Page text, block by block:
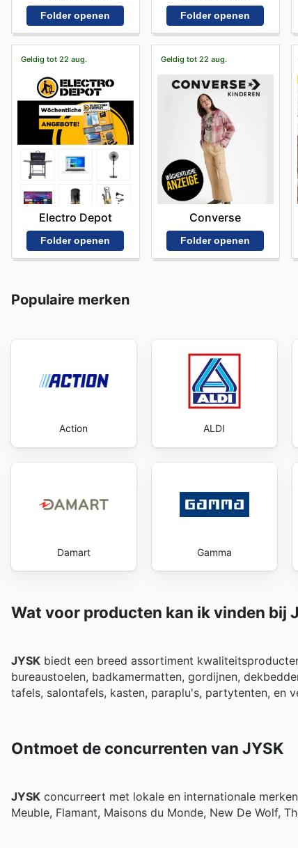
Folder openen Folder openen
Geldig tot 22 aug.
Electro Depot
Folder openen
Geldig tot 22 aug.
Converse
Folder openen
Populaire merken
Action ALDI
Damart Gamma
Wat voor producten kan ik vinden bij
JYSK biedt een breed assortiment
bureaustoelen, badkamermatten, gordijnen,
tafels, salontafels, kasten, paraplu's, partytenten, en
Ontmoet de concurrenten van JYSK
JYSK concurreert met lokale en internationale
Meuble, Flamant, Maisons du Monde, New De Wolf,